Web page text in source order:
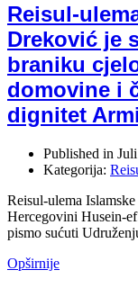
Reisul-
Dreković je
braniku
domovine i
dignitet
Published in
Kategorija:
Reisul-ulema
Hercegovini Husein-
pismo sućuti
Opširnije